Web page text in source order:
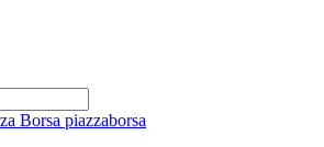
piazzaborsa